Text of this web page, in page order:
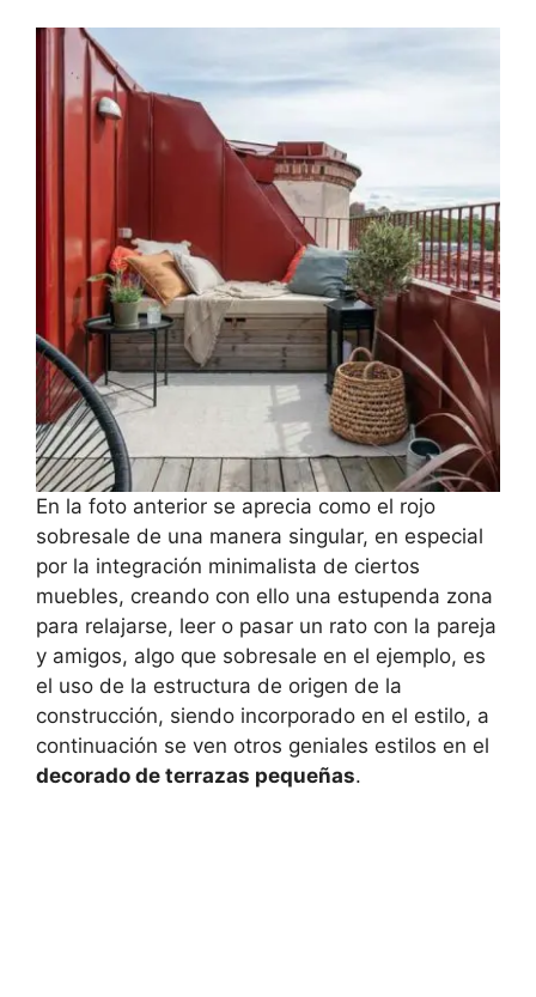
En la foto anterior se aprecia como el rojo
sobresale de una manera singular, en especial
por la integración minimalista de ciertos
muebles, creando con ello una estupenda zona
para relajarse, leer o pasar un rato con la pareja
y amigos, algo que sobresale en el ejemplo, es
el uso de la estructura de origen de la
construcción, siendo incorporado en el estilo, a
continuación se ven otros geniales estilos en el
decorado de terrazas pequeñas.